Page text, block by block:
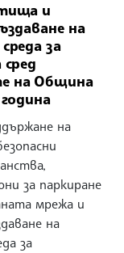
и
на
за
на Община
на
за паркиране
мрежа и
на
за